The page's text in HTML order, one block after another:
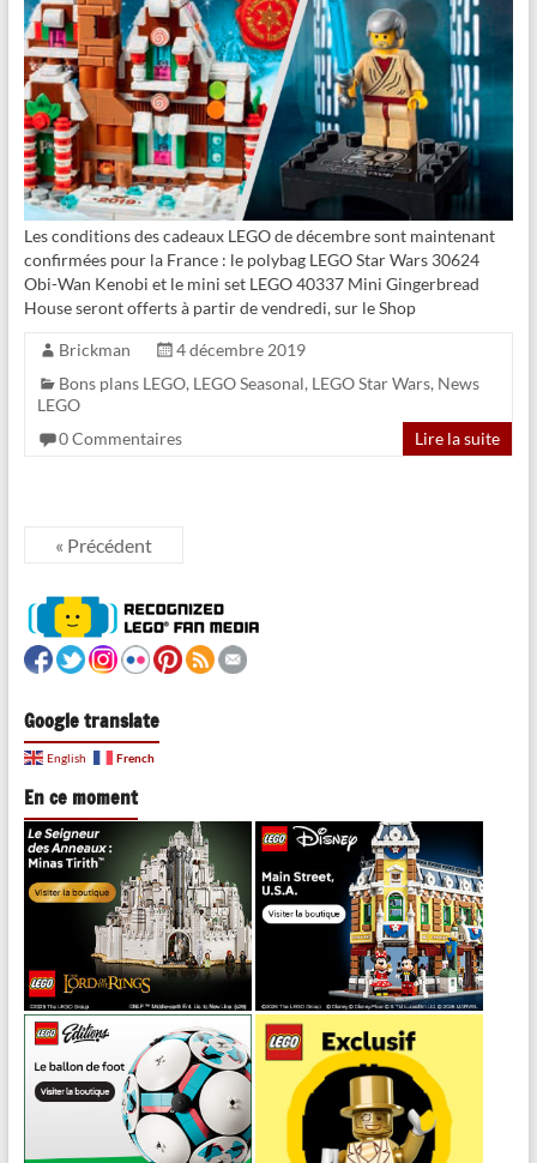
Les conditions des cadeaux LEGO de décembre sont maintenant
confirmées pour la France : le polybag LEGO Star Wars 30624
Obi-Wan Kenobi et le mini set LEGO 40337 Mini Gingerbread
House seront offerts à partir de vendredi, sur le Shop
Brickman
4 décembre 2019
Bons plans LEGO, LEGO Seasonal, LEGO Star Wars, News
LEGO
0 Commentaires
Lire la suite
« Précédent
Google translate
English French
En ce moment